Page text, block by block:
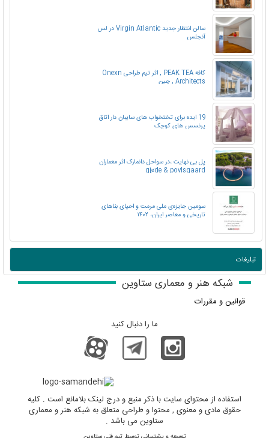
سالن انتظار جدید Virgin Atlantic در لس
آنجلس
کافه PEAK TEA , اثر تیم طراحی Onexn
Architects , چین
19 ایده برای تختخواب های سایبان دار اتاق
پرنسس های کوچک
پل بی نهایت ،در سواحل دانمارک اثر معماران
gjøde & povlsgaard
سومین جایزه‌ی ملی مرمت و احیای بناهای
تاریخی و معاصر ایران، ۱۴۰۲
تبلیغات
شبکه هنر و معماری ستاوین
قوانین و مقررات
ما را دنبال کنید
استفاده از محتوای سایت با ذکر منبع و درج لینک بلامانع است . کلیه
حقوق مادی و معنوی , محتوا و طراحی متعلق به شبکه هنر و معماری
ستاوین می باشد .